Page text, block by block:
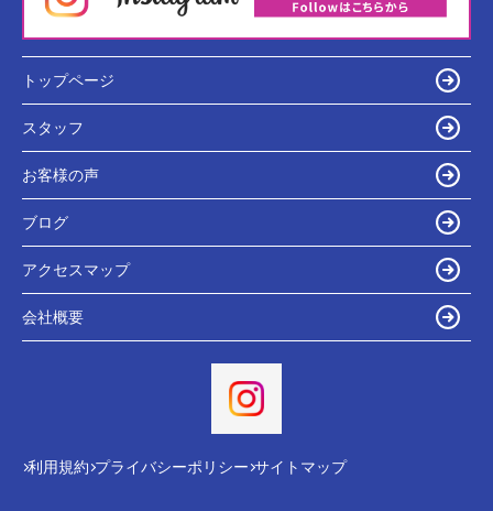
トップページ
スタッフ
お客様の声
ブログ
アクセスマップ
会社概要
利用規約 プライバシーポリシー サイトマップ